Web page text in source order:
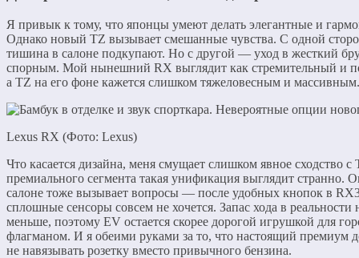
Я привык к тому, что японцы умеют делать элегантные и
Однако новый TZ вызывает смешанные чувства. С одной
тишина в салоне подкупают. Но с другой — уход в жесткий
спорным. Мой нынешний RX выглядит как стремительный и
а TZ на его фоне кажется слишком тяжеловесным и массивным.
Lexus RX (Фото: Lexus)
Что касается дизайна, меня смущает слишком явное сходство
премиального сегмента такая унификация выглядит странно.
салоне тоже вызывает вопросы — после удобных кнопок в
сплошные сенсоры совсем не хочется. Запас хода в реальности
меньше, поэтому EV остается скорее дорогой игрушкой для
флагманом. И я обеими руками за то, что настоящий премиум
не навязывать розетку вместо привычного бензина.